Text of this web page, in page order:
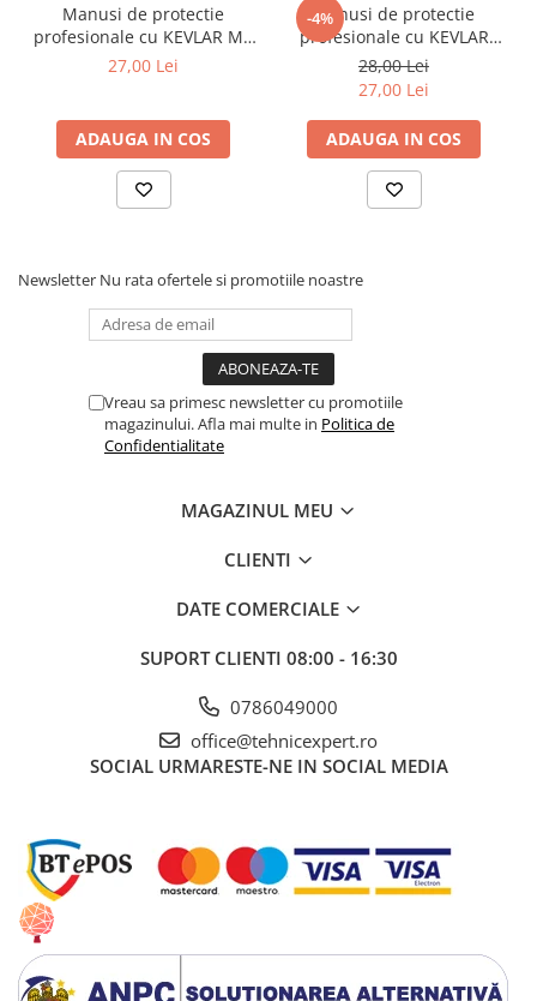
Manusi de protectie
profesionale cu KEVLAR M9
PROTECT2U
27,00 Lei
ADAUGA IN COS
-4%
Manusi de protectie
profesionale cu KEVLAR
M10 PROTECT2U
28,00 Lei
27,00 Lei
ADAUGA IN COS
Newsletter Nu rata ofertele si promotiile noastre
Vreau sa primesc newsletter cu promotiile
magazinului. Afla mai multe in Politica de
Confidentialitate
MAGAZINUL MEU
CLIENTI
DATE COMERCIALE
SUPORT CLIENTI 08:00 - 16:30
0786049000
office@tehnicexpert.ro
SOCIAL URMARESTE-NE IN SOCIAL MEDIA